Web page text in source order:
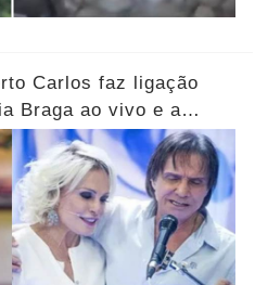
Carlos faz ligação
Braga ao vivo e a
Ver mais